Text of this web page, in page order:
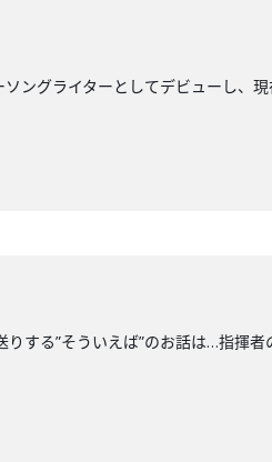
ングライターとしてデビューし、
する”そういえば”のお話は…指